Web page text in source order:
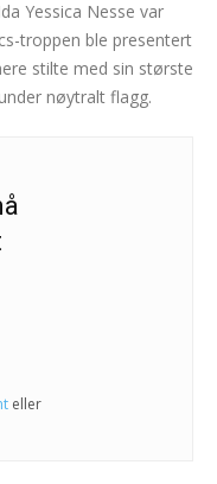
Yessica Nesse var
troppen ble presentert
stilte med sin største
nøytralt flagg.
eller